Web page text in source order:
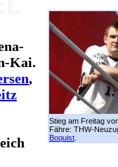
Stieg am Freitag
Fähre: THW-
Boquist
Kai.
,